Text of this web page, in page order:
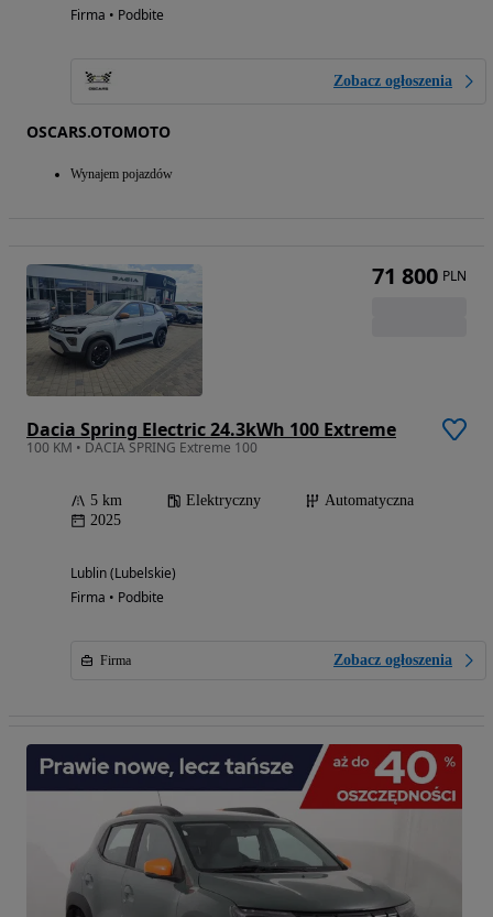
Firma • Podbite
Zobacz ogłoszenia
OSCARS.OTOMOTO
Wynajem pojazdów
Dacia Spring Electric 24.3kWh 100 Extreme
100 KM • DACIA SPRING Extreme 100
5 km Elektryczny
Automatyczna
2025
Lublin (Lubelskie)
Firma • Podbite
Firma Zobacz ogłoszenia
71 800 PLN